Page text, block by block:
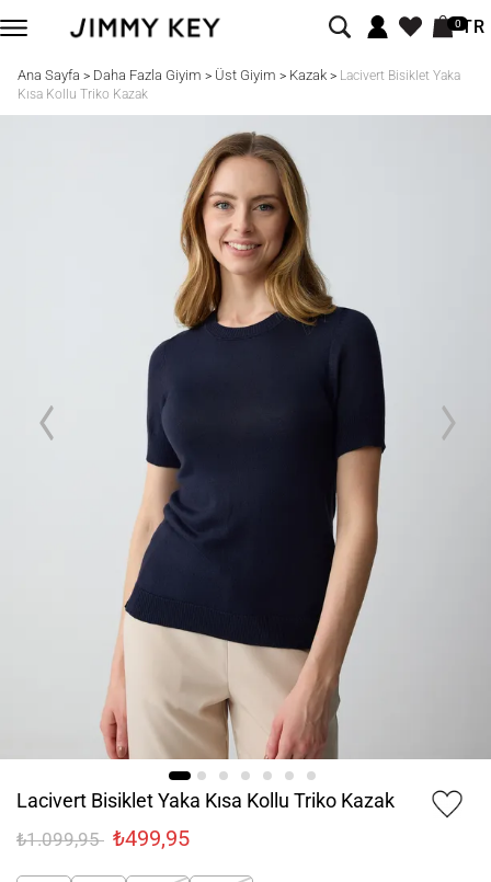
0TR
Ana Sayfa > Daha Fazla Giyim > Üst Giyim > Kazak> Lacivert Bisiklet Yaka
Kısa Kollu Triko Kazak
Lacivert Bisiklet Yaka Kısa Kollu Triko Kazak
₺1.099,95 ₺499,95